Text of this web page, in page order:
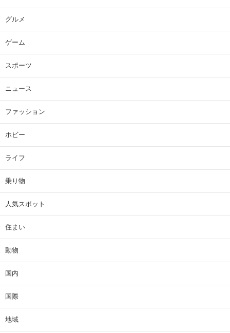
グルメ
ゲーム
スポーツ
ニュース
ファッション
ホビー
ライフ
乗り物
人気スポット
住まい
動物
国内
国際
地域